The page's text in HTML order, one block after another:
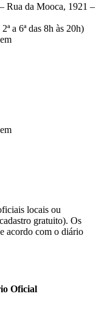
Rua da Mooca, 1921 –
a 6ª das 8h às 20h)
locais ou
gratuito). Os
acordo com o diário
Oficial